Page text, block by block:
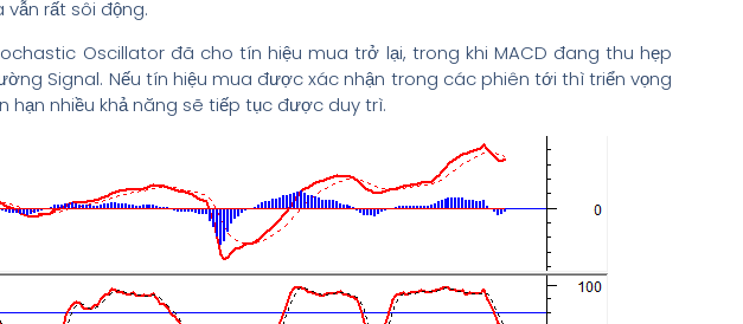
rất sôi động.
Oscillator đã cho tín hiệu mua trở lại, trong khi MACD đang thu hẹp
Signal. Nếu tín hiệu mua được xác nhận trong các phiên tới thì triển vọng
hạn nhiều khả năng sẽ tiếp tục được duy trì.